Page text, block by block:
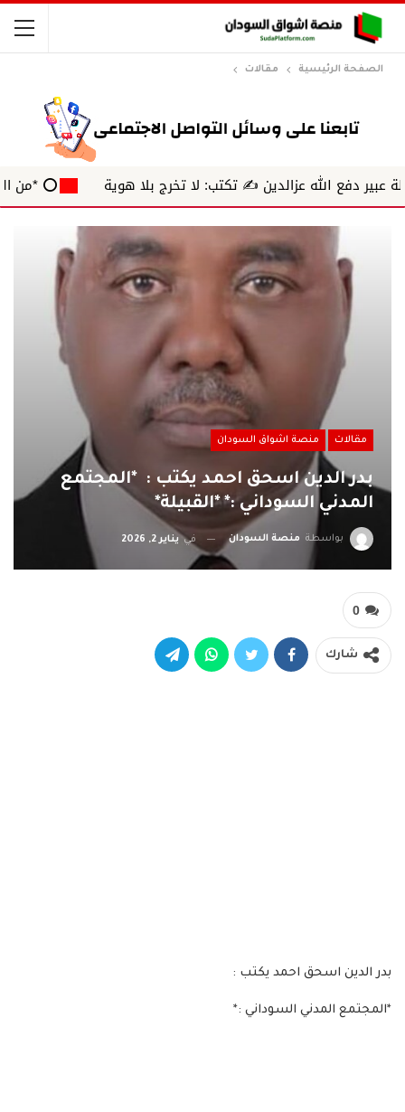
الصفحة الرئيسية مقالات
الله عزالدين ✍️ تكتب: لا تخرج بلا هوية ⭕ *من
مقالات منصة اشواق السودان
بدر الدين اسحق احمد يكتب : *المجتمع
المدني السوداني :* *القبيلة*
بواسطة منصة السودان في يناير 2, 2026
0
شارك
بدر الدين اسحق احمد يكتب :
*المجتمع المدني السوداني :*